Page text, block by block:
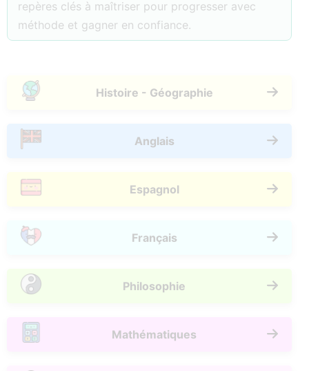
repères clés à maîtriser pour progresser avec
méthode et gagner en confiance.
Histoire - Géographie
Anglais
Espagnol
Français
Philosophie
Mathématiques